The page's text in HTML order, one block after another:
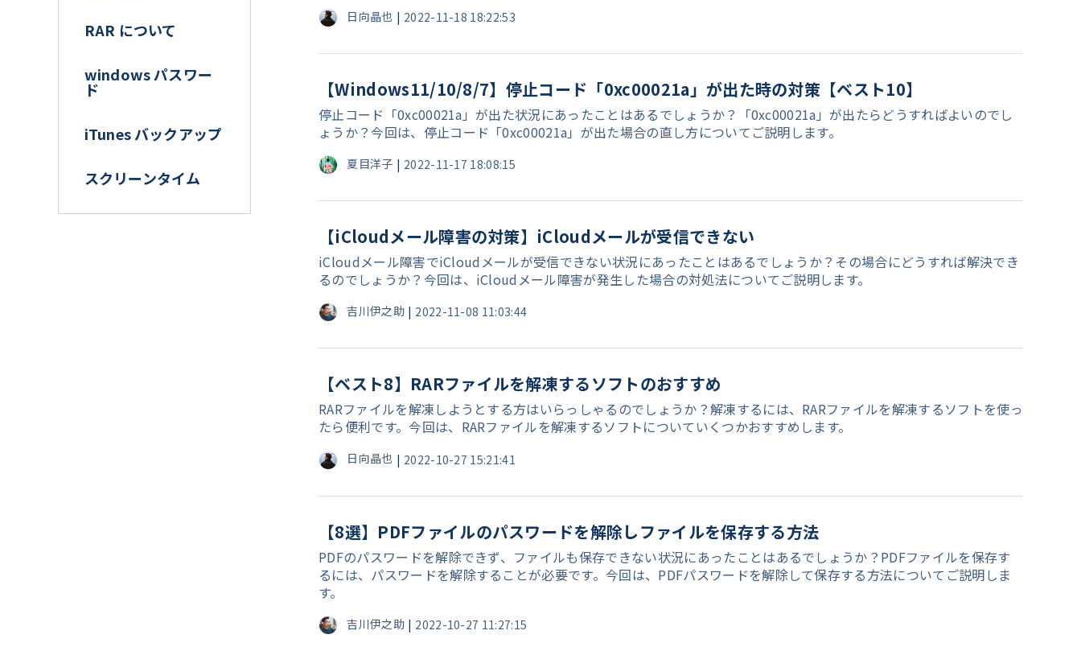
RAR について
windows パスワー
ド
iTunes バックアップ
スクリーンタイム
日向晶也 | 2022-11-18 18:22:53
【Windows11/10/8/7】停止コード「0xc00021a」が出た時の対策【ベスト10】
停止コード「0xc00021a」が出た状況にあったことはあるでしょうか？「0xc00021a」が出たらどうすればよいのでし
ょうか？今回は、停止コード「0xc00021a」が出た場合の直し方についてご説明します。
夏目洋子 | 2022-11-17 18:08:15
【iCloudメール障害の対策】iCloudメールが受信できない
iCloudメール障害でiCloudメールが受信できない状況にあったことはあるでしょうか？その場合にどうすれば解決でき
るのでしょうか？今回は、iCloudメール障害が発生した場合の対処法についてご説明します。
吉川伊之助 | 2022-11-08 11:03:44
【ベスト8】RARファイルを解凍するソフトのおすすめ
RARファイルを解凍しようとする方はいらっしゃるのでしょうか？解凍するには、RARファイルを解凍するソフトを使っ
たら便利です。今回は、RARファイルを解凍するソフトについていくつかおすすめします。
日向晶也 | 2022-10-27 15:21:41
【8選】PDFファイルのパスワードを解除しファイルを保存する方法
PDFのパスワードを解除できず、ファイルも保存できない状況にあったことはあるでしょうか？PDFファイルを保存す
るには、パスワードを解除することが必要です。今回は、PDFパスワードを解除して保存する方法についてご説明しま
す。
吉川伊之助 | 2022-10-27 11:27:15